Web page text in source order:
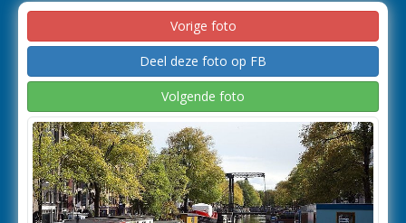
Vorige foto
Deel deze foto op FB
Volgende foto